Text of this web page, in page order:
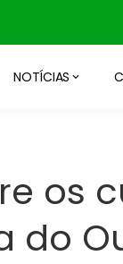
NOTÍCIAS
os
do